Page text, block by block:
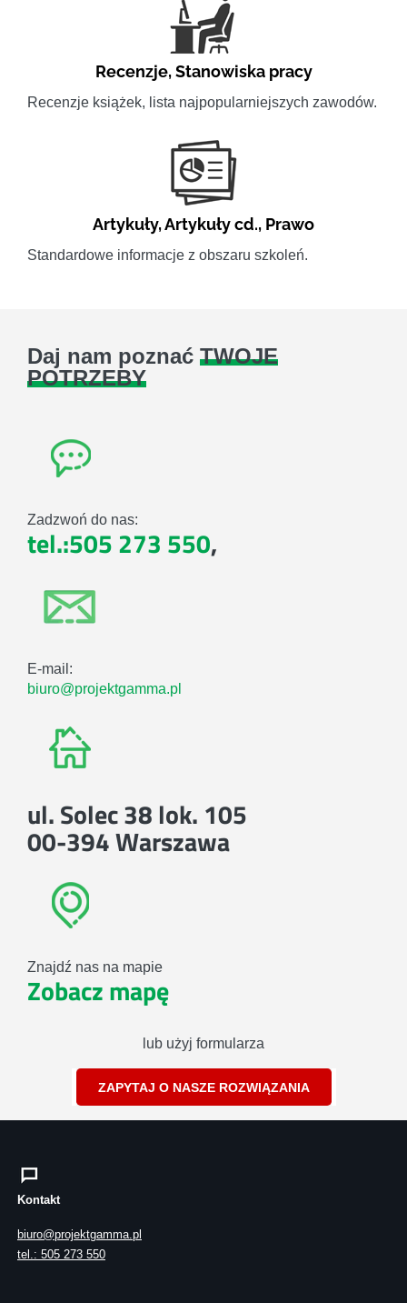
Recenzje,Stanowiska pracy
Recenzje książek, lista najpopularniejszych zawodów.
Artykuły,Artykuły cd., Prawo
Standardowe informacje z obszaru szkoleń.
Daj nam poznać TWOJE
POTRZEBY
Zadzwoń do nas:
tel.:505 273 550,
E-mail:
biuro@projektgamma.pl
ul. Solec 38 lok. 105
00-394 Warszawa
Znajdź nas na mapie
Zobacz mapę
lub użyj formularza
ZAPYTAJ O NASZE ROZWIĄZANIA
Kontakt
biuro@projektgamma.pl
tel.: 505 273 550